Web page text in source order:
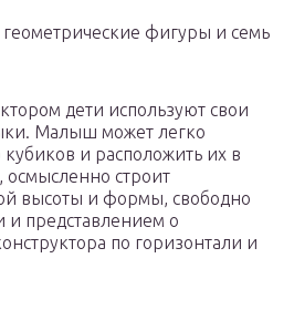
фигуры и семь
дети используют свои
Малыш может легко
кубиков и расположить их в
осмысленно строит
высоты и формы, свободно
и представлением о
по горизонтали и